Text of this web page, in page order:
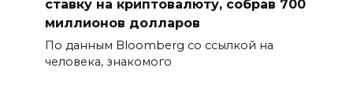
ставку на криптовалюту, собрав 700
миллионов долларов
По данным Bloomberg со ссылкой на
человека, знакомого